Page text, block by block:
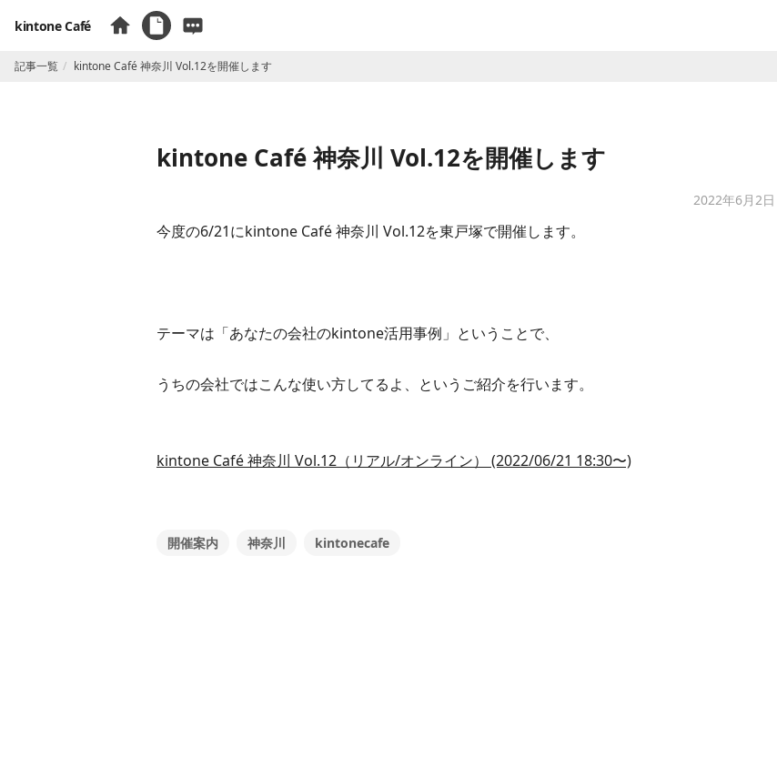
kintone Café
記事一覧 kintone Café 神奈川 Vol.12を開催します
kintone Café 神奈川 Vol.12を開催します
2022年6月2日
今度の6/21にkintone Café 神奈川 Vol.12を東戸塚で開催します。
テーマは「あなたの会社のkintone活用事例」ということで、
うちの会社ではこんな使い方してるよ、というご紹介を行います。
kintone Café 神奈川 Vol.12（リアル/オンライン） (2022/06/21 18:30〜)
開催案内 神奈川 kintonecafe